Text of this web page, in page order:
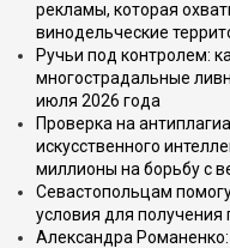
рекламы, которая
винодельческие
Ручьи под контролем:
многострадальные
июля 2026 года
Проверка на
искусственного
миллионы на борьбу с
Севастопольцам
условия для
Александра